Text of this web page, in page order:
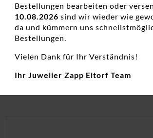
Damenringe, Diamanten Ringe,
Hochzeitsschmuck, Neuheiten,
Damenring Solitär
549,00€
inkl. 19 % MwSt.
Bestellungen bearbeiten oder
10.08.2026 sind wir wieder wie
da und kümmern uns
Bestellungen.
Vielen Dank für Ihr Verständnis!
Ihr Juwelier Zapp Eitorf Team